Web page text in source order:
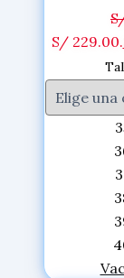
S/ 229.00.